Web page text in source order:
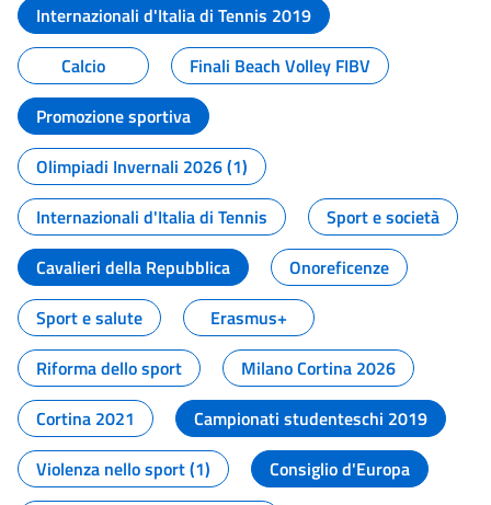
Internazionali d'Italia di Tennis 2019
Calcio
Finali Beach Volley FIBV
Promozione sportiva
Olimpiadi Invernali 2026 (1)
Internazionali d'Italia di Tennis
Sport e società
Cavalieri della Repubblica
Onoreficenze
Sport e salute
Erasmus+
Riforma dello sport
Milano Cortina 2026
Cortina 2021
Campionati studenteschi 2019
Violenza nello sport (1)
Consiglio d'Europa